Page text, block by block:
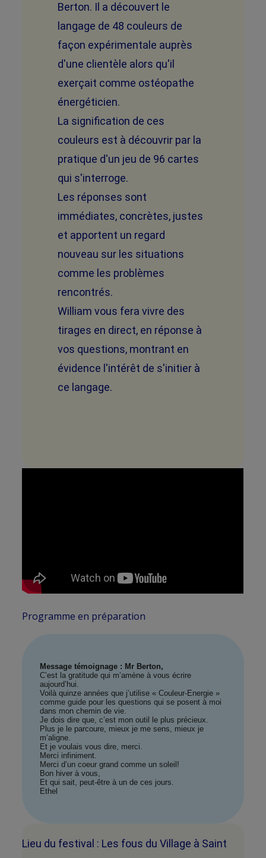
Berton. Il a découvert le
langage de 48 couleurs de
façon expérimentale auprès
d'une clientèle alors qu'il
exerçait comme ostéopathe
énergéticien.
La signification de ces
couleurs est à découvrir par la
pratique d'un jeu de 96 cartes
qui s'interroge.
Les réponses sont
immédiates, concrètes, justes
et apportent un regard
nouveau sur les situations
comme les problèmes
rencontrés.
William vous fera vivre des
tirages en direct, en réponse à
vos questions, montrant en
évidence l'intérêt de s'initier à
ce langage.
Programme en préparation
Message témoignage : Mr Berton,
C’est la gratitude qui m’amène à vous écrire
aujourd’hui.
Voilà quinze années que j’utilise « Couleur-Energie »
comme guide pour les questions qui se posent à moi
dans mon chemin de vie.
Je dois dire que, c’est mon outil le plus précieux.
Plus je le parcoure, mieux je me sens, mieux je
m’aligne.
Et je voulais vous dire, merci.
Merci infiniment.
Merci d’un coeur grand comme un soleil!
Bon hiver à vous,
Et qui sait, peut-être à un de ces jours.
Ethel
Lieu du festival : Les fous du Village à Saint